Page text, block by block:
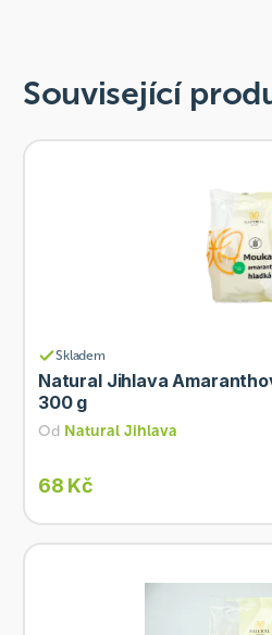
Související
Skladem
Natural Jihlava
300 g
Od Natural Jihlava
68 Kč